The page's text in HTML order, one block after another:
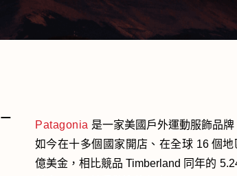
－ Patagonia 是一家美國戶外運動服飾品
如今在十多個國家開店、在全球 16 個
億美金，相比競品 Timberland 同年的